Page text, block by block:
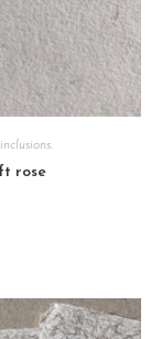
rose